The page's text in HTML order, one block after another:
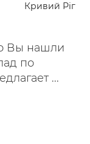
Кривий Ріг
Вы нашли
по
...